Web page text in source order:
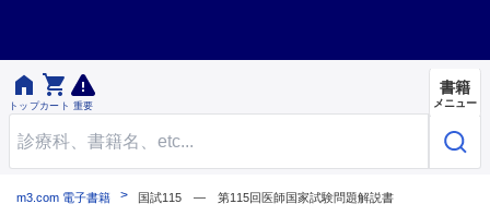

トップ

カート 重要
書籍
メニュー
m3.com 電子書籍 国試115 ― 第115回医師国家試験問題解説書